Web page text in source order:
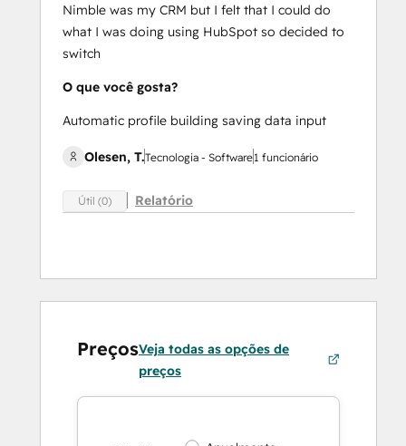
Nimble was my CRM but I felt that I could do
what I was doing using HubSpot so decided to
switch
O que você gosta?
Automatic profile building saving data input
Olesen, T.Tecnologia - Software1 funcionário
Útil (0) Relatório
PreçosVeja todas as opções de
preços